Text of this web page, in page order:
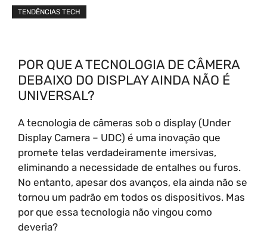
TENDÊNCIAS TECH
POR QUE A TECNOLOGIA DE CÂMERA
DEBAIXO DO DISPLAY AINDA NÃO É
UNIVERSAL?
A tecnologia de câmeras sob o display (Under
Display Camera – UDC) é uma inovação que
promete telas verdadeiramente imersivas,
eliminando a necessidade de entalhes ou furos.
No entanto, apesar dos avanços, ela ainda não se
tornou um padrão em todos os dispositivos. Mas
por que essa tecnologia não vingou como
deveria?